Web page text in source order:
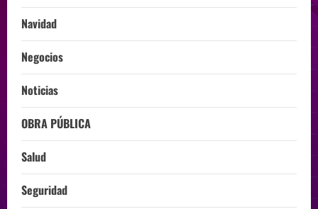
Navidad
Negocios
Noticias
OBRA PÚBLICA
Salud
Seguridad